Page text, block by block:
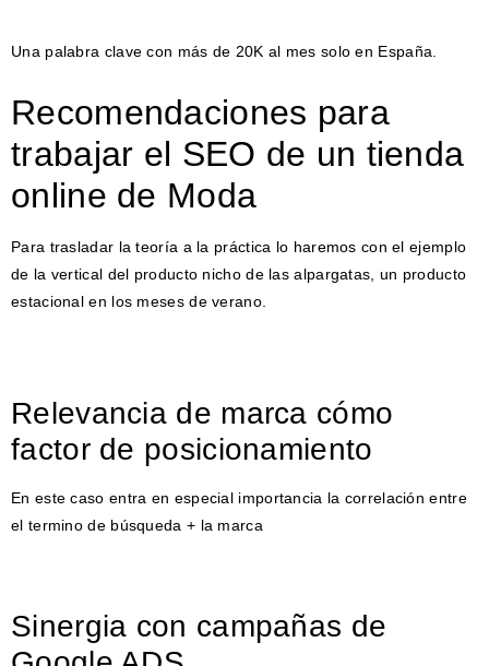
Una palabra clave con más de 20K al mes solo en España.
Recomendaciones para
trabajar el SEO de un tienda
online de Moda
Para trasladar la teoría a la práctica lo haremos con el ejemplo
de la vertical del producto nicho de las alpargatas, un producto
estacional en los meses de verano.
Relevancia de marca cómo
factor de posicionamiento
En este caso entra en especial importancia la correlación entre
el termino de búsqueda + la marca
Sinergia con campañas de